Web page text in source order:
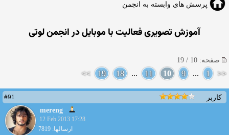
پرسش های وابسته به انجمن
آموزش تصویری فعالیت با موبایل در انجمن لوتی
صفحه: 10 / 19
<<
1
...
9
10
11
...
18
19
>>
کاربر
#91
mereng
12 Feb 2013 17:28
ارسالها: 7819